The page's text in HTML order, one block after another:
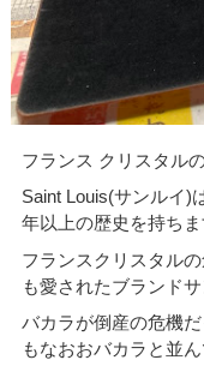
フランス クリスタル
Saint Louis(サンルイ)
年以上の歴史を持ちま
フランスクリスタル
も愛されたブランド
バカラが倒産の危機
もなおおバカラと並